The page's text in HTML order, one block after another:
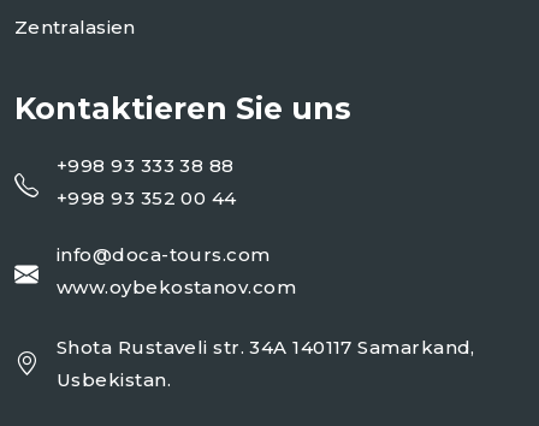
Zentralasien
Kontaktieren Sie uns
+998 93 333 38 88
+998 93 352 00 44
info@doca-tours.com
www.oybekostanov.com
Shota Rustaveli str. 34A 140117 Samarkand,
Usbekistan.